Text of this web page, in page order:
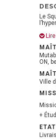
Le
ON,
Ville
+